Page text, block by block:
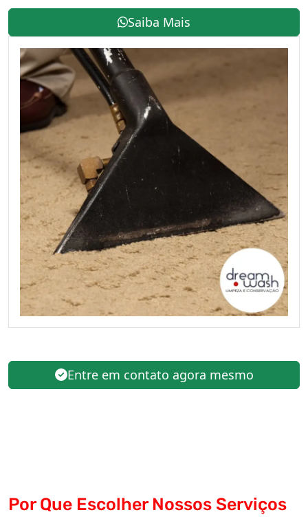
Saiba Mais
Entre em contato agora mesmo
Por Que Escolher Nossos Serviços